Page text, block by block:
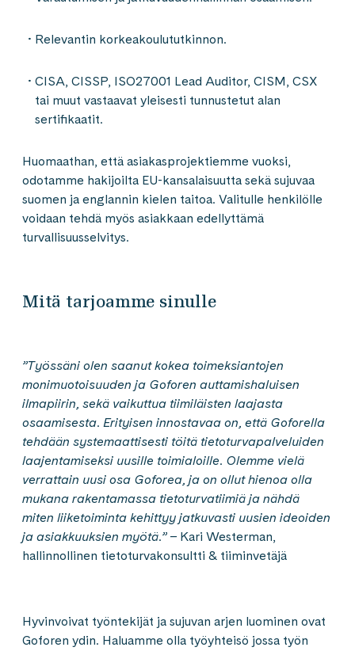
Relevantin korkeakoulututkinnon.
CISA, CISSP, ISO27001 Lead Auditor, CISM, CSX
tai muut vastaavat yleisesti tunnustetut alan
sertifikaatit.
Huomaathan, että asiakasprojektiemme vuoksi,
odotamme hakijoilta EU-kansalaisuutta sekä sujuvaa
suomen ja englannin kielen taitoa. Valitulle henkilölle
voidaan tehdä myös asiakkaan edellyttämä
turvallisuusselvitys.
Mitä tarjoamme sinulle
”Työssäni olen saanut kokea toimeksiantojen
monimuotoisuuden ja Goforen auttamishaluisen
ilmapiirin, sekä vaikuttua tiimiläisten laajasta
osaamisesta. Erityisen innostavaa on, että Goforella
tehdään systemaattisesti töitä tietoturvapalveluiden
laajentamiseksi uusille toimialoille. Olemme vielä
verrattain uusi osa Goforea, ja on ollut hienoa olla
mukana rakentamassa tietoturvatiimiä ja nähdä
miten liiketoiminta kehittyy jatkuvasti uusien ideoiden
ja asiakkuuksien myötä.” – Kari Westerman,
hallinnollinen tietoturvakonsultti & tiiminvetäjä
Hyvinvoivat työntekijät ja sujuvan arjen luominen ovat
Goforen ydin. Haluamme olla työyhteisö jossa työn